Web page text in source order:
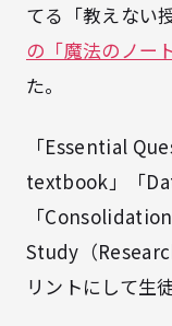
てる「教えない
の「魔法のノート
た。
「Essential
textbook」「
「
Study（
リントにして生